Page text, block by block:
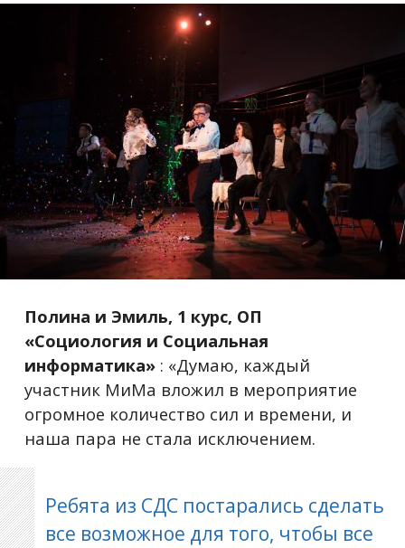
Полина и Эмиль, 1 курс, ОП
«Социология и Социальная
информатика» : «Думаю, каждый
участник МиМа вложил в мероприятие
огромное количество сил и времени, и
наша пара не стала исключением.
Ребята из СДС постарались сделать
все возможное для того, чтобы все